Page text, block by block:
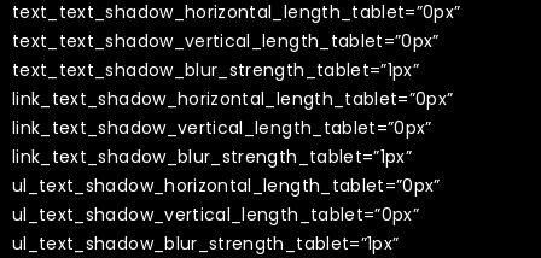
text_text_shadow_horizontal_length_tablet=”0px”
text_text_shadow_vertical_length_tablet=”0px”
text_text_shadow_blur_strength_tablet=”1px”
link_text_shadow_horizontal_length_tablet=”0px”
link_text_shadow_vertical_length_tablet=”0px”
link_text_shadow_blur_strength_tablet=”1px”
ul_text_shadow_horizontal_length_tablet=”0px”
ul_text_shadow_vertical_length_tablet=”0px”
ul_text_shadow_blur_strength_tablet=”1px”